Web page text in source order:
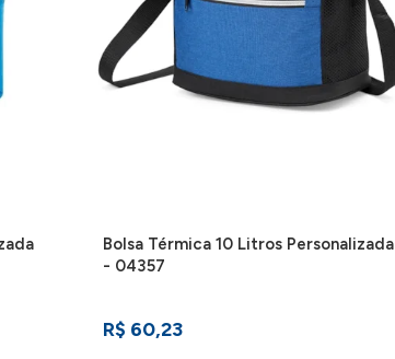
aplicar sua marca neste produto.
Bolsa Térmica 10 Litros Personalizada
- 04357
R$ 60,23